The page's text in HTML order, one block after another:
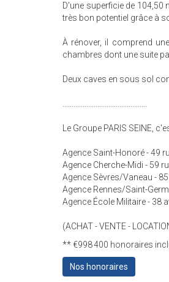
D'une superficie de 104,50
très bon potentiel grâce à
À rénover, il comprend
chambres dont une suite
Deux caves en sous sol
..............................................
Le Groupe PARIS SEINE,
Agence Saint-Honoré - 49
Agence Cherche-Midi - 59
Agence Sèvres/Vaneau - 85
Agence Rennes/Saint-
Agence École Militaire - 38
(ACHAT - VENTE -
** €998 400 honoraires
Nos honoraires